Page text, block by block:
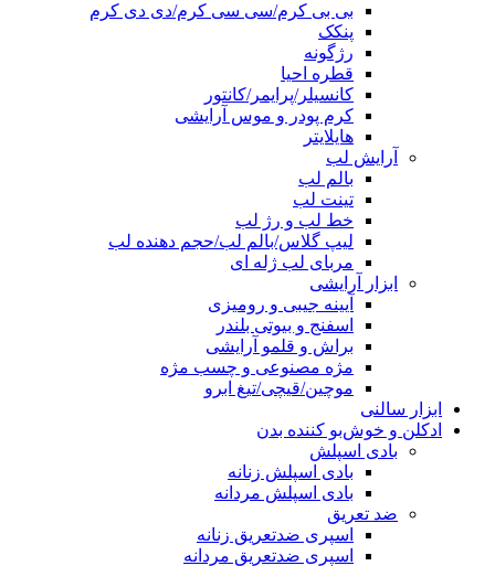
بی بی کرم/سی سی کرم/دی دی کرم
پنکک
رژگونه
قطره احیا
کانسیلر/پرایمر/کانتور
کرم پودر و موس آرایشی
هایلایتر
آرایش لب
بالم لب
تینت لب
خط لب و رژ لب
لیپ گلاس/بالم لب/حجم دهنده لب
مربای لب ژله ای
ابزار آرایشی
آیینه جیبی و رومیزی
اسفنج و بیوتی بلندر
براش و قلمو آرایشی
مژه مصنوعی و چسب مژه
موچین/قیچی/تیغ ابرو
ابزار سالنی
ادکلن و خوش‌بو کننده بدن
بادی اسپلش
بادی اسپلش زنانه
بادی اسپلش مردانه
ضد تعریق
اسپری ضدتعریق زنانه
اسپری ضدتعریق مردانه